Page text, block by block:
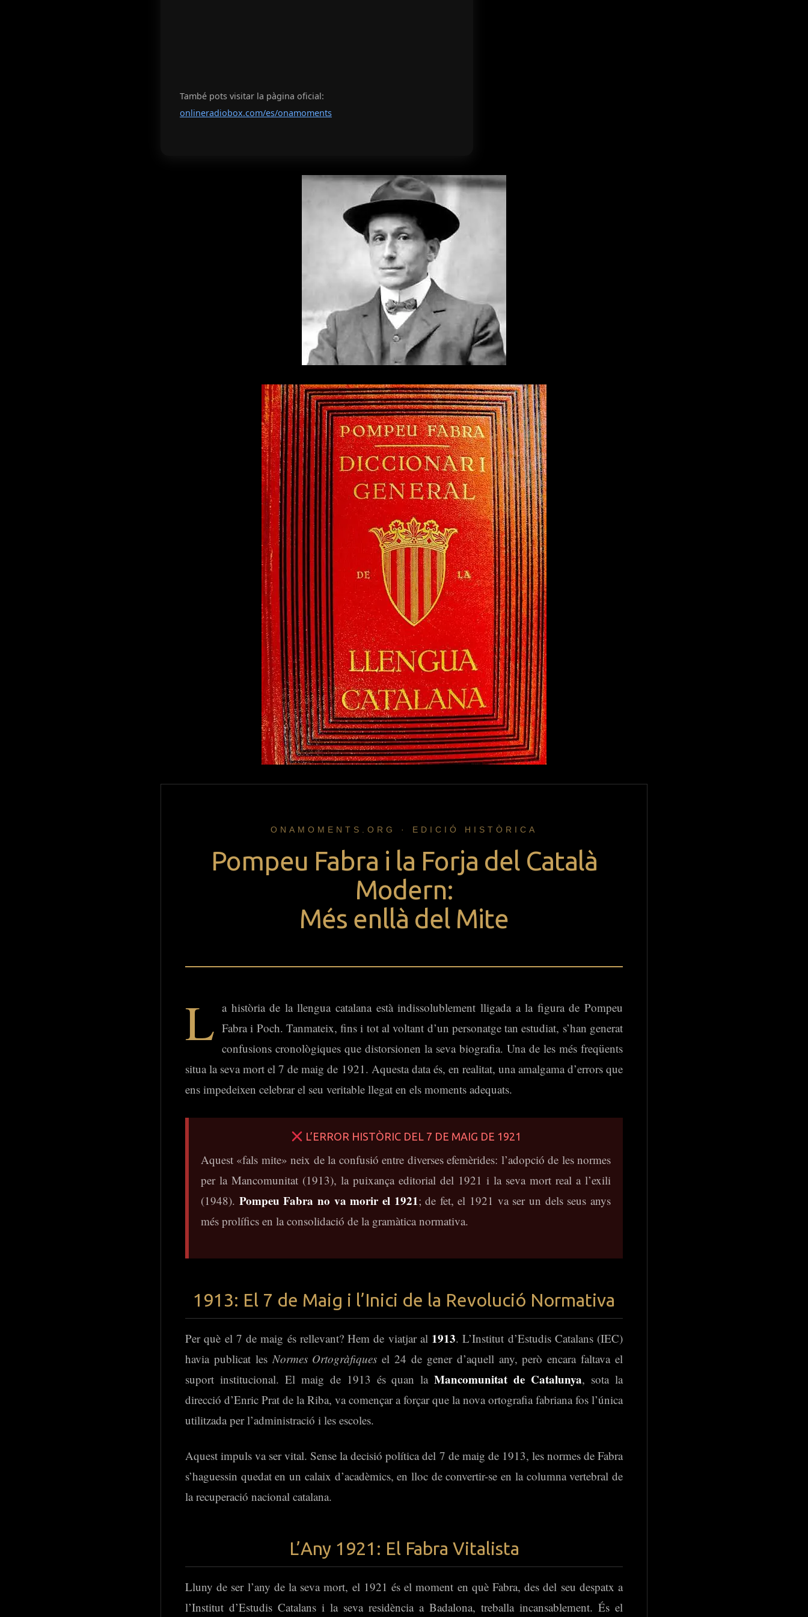
També pots visitar la pàgina oficial:
onlineradiobox.com/es/onamoments
ONAMOMENTS.ORG · EDICIÓ HISTÒRICA
Pompeu Fabra i la Forja del Català
Modern:
Més enllà del Mite
L a història de la llengua catalana està indissolublement lligada a la figura de Pompeu
Fabra i Poch. Tanmateix, fins i tot al voltant d’un personatge tan estudiat, s’han generat
confusions cronològiques que distorsionen la seva biografia. Una de les més freqüents
situa la seva mort el 7 de maig de 1921. Aquesta data és, en realitat, una amalgama d’errors que
ens impedeixen celebrar el seu veritable llegat en els moments adequats.
L’ERROR HISTÒRIC DEL 7 DE MAIG DE 1921
Aquest «fals mite» neix de la confusió entre diverses efemèrides: l’adopció de les normes
per la Mancomunitat (1913), la puixança editorial del 1921 i la seva mort real a l’exili
(1948). Pompeu Fabra no va morir el 1921; de fet, el 1921 va ser un dels seus anys
més prolífics en la consolidació de la gramàtica normativa.
1913: El 7 de Maig i l’Inici de la Revolució Normativa
Per què el 7 de maig és rellevant? Hem de viatjar al 1913. L’Institut d’Estudis Catalans (IEC)
havia publicat lesNormes Ortogràfiques el 24 de gener d’aquell any, però encara faltava el
suport institucional. El maig de 1913 és quan laMancomunitat de Catalunya, sota la
direcció d’Enric Prat de la Riba, va començar a forçar que la nova ortografia fabriana fos l’única
utilitzada per l’administració i les escoles.
Aquest impuls va ser vital. Sense la decisió política del 7 de maig de 1913, les normes de Fabra
s’haguessin quedat en un calaix d’acadèmics, en lloc de convertir-se en la columna vertebral de
la recuperació nacional catalana.
L’Any 1921: El Fabra Vitalista
Lluny de ser l’any de la seva mort, el 1921 és el moment en què Fabra, des del seu despatx a
l’Institut d’Estudis Catalans i la seva residència a Badalona, treballa incansablement. És el